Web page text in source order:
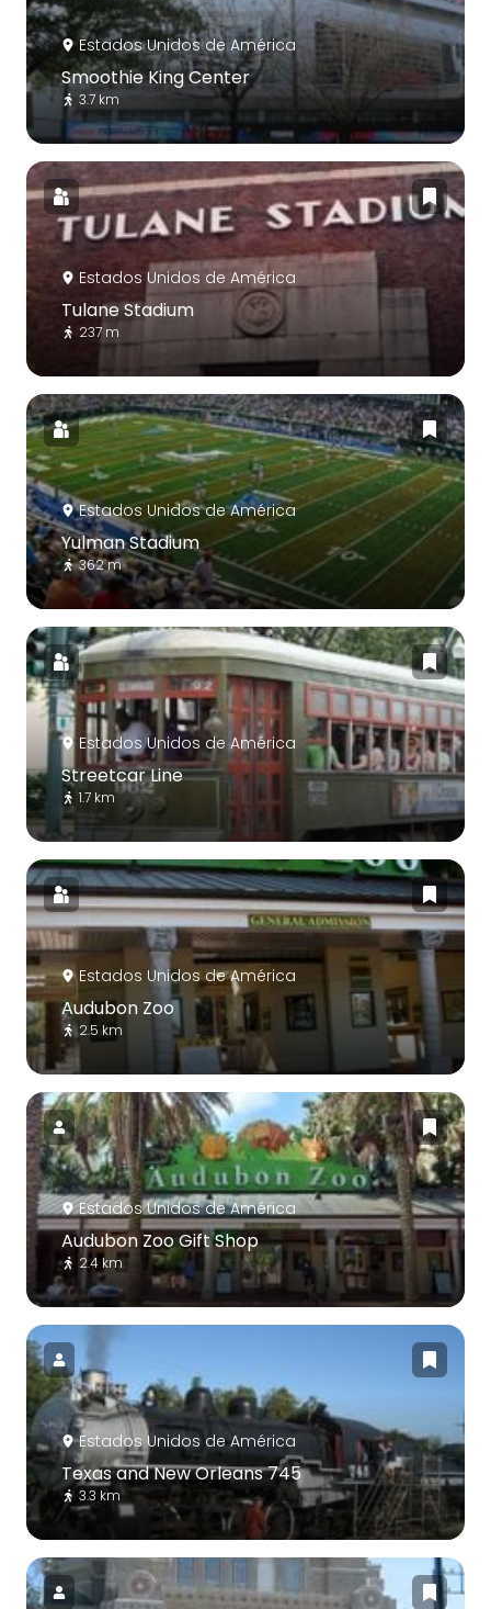
Estados Unidos de América
Smoothie King Center
3.7 km
Estados Unidos de América
Tulane Stadium
237 m
Estados Unidos de América
Yulman Stadium
362 m
Estados Unidos de América
Streetcar Line
1.7 km
Estados Unidos de América
Audubon Zoo
2.5 km
Estados Unidos de América
Audubon Zoo Gift Shop
2.4 km
Estados Unidos de América
Texas and New Orleans 745
3.3 km